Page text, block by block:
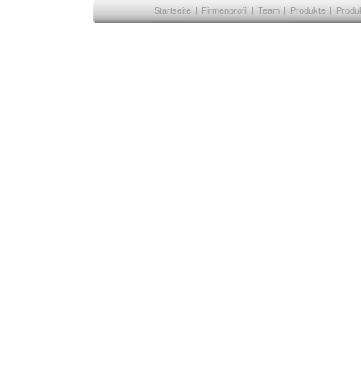
Startseite | Firmenprofil | Team | Produkte |